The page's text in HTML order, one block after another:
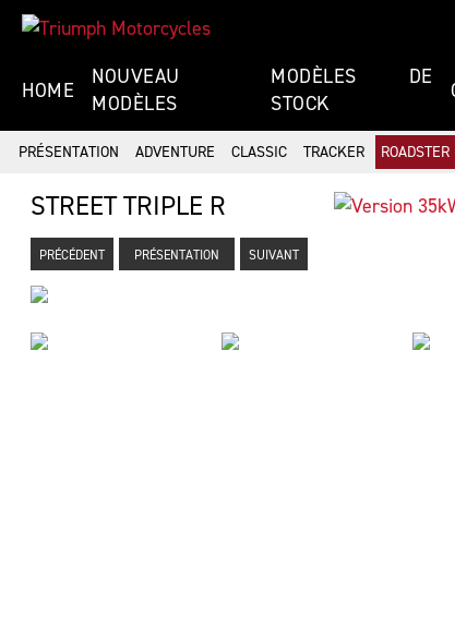
HOME
NOUVEAU
MODÈLES
MODÈLES DE
STOCK
PRÉSENTATION ADVENTURE CLASSIC TRACKER ROADSTER
STREET TRIPLE R
PRÉCÉDENT PRÉSENTATION SUIVANT